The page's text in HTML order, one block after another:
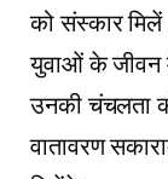
को संस्कार
युवाओं के जीवन
उनकी चंचलता
वातावरण